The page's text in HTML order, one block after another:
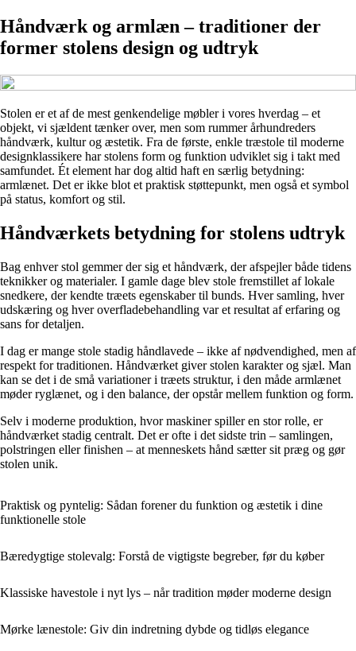
Håndværk og armlæn – traditioner der
former stolens design og udtryk
Stolen er et af de mest genkendelige møbler i vores hverdag – et
objekt, vi sjældent tænker over, men som rummer århundreders
håndværk, kultur og æstetik. Fra de første, enkle træstole til moderne
designklassikere har stolens form og funktion udviklet sig i takt med
samfundet. Ét element har dog altid haft en særlig betydning:
armlænet. Det er ikke blot et praktisk støttepunkt, men også et symbol
på status, komfort og stil.
Håndværkets betydning for stolens udtryk
Bag enhver stol gemmer der sig et håndværk, der afspejler både tidens
teknikker og materialer. I gamle dage blev stole fremstillet af lokale
snedkere, der kendte træets egenskaber til bunds. Hver samling, hver
udskæring og hver overfladebehandling var et resultat af erfaring og
sans for detaljen.
I dag er mange stole stadig håndlavede – ikke af nødvendighed, men af
respekt for traditionen. Håndværket giver stolen karakter og sjæl. Man
kan se det i de små variationer i træets struktur, i den måde armlænet
møder ryglænet, og i den balance, der opstår mellem funktion og form.
Selv i moderne produktion, hvor maskiner spiller en stor rolle, er
håndværket stadig centralt. Det er ofte i det sidste trin – samlingen,
polstringen eller finishen – at menneskets hånd sætter sit præg og gør
stolen unik.
Praktisk og pyntelig: Sådan forener du funktion og æstetik i dine
funktionelle stole
Bæredygtige stolevalg: Forstå de vigtigste begreber, før du køber
Klassiske havestole i nyt lys – når tradition møder moderne design
Mørke lænestole: Giv din indretning dybde og tidløs elegance